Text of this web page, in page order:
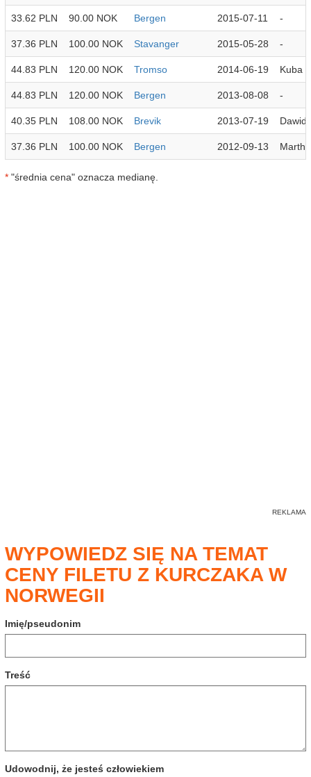
33.62 PLN 90.00 NOK Bergen 2015-07-11 -
37.36 PLN 100.00 NOK Stavanger 2015-05-28 -
44.83 PLN 120.00 NOK Tromso 2014-06-19 Kuba
44.83 PLN 120.00 NOK Bergen 2013-08-08 -
40.35 PLN 108.00 NOK Brevik 2013-07-19 Dawid
37.36 PLN 100.00 NOK Bergen 2012-09-13 Martha
* "średnia cena" oznacza medianę.
WYPOWIEDZ SIĘ NA TEMAT
CENY FILETU Z KURCZAKA W
NORWEGII
Imię/pseudonim
Treść
Udowodnij, że jesteś człowiekiem